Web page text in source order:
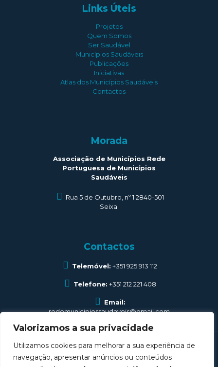
Valorizamos a sua privacidade
Utilizamos cookies para melhorar a sua experiência de
navegação, apresentar anúncios ou conteúdos
Links Úteis
Projetos
Quem Somos
Ser Saudável
Municípios Saudáveis
Publicações
Iniciativas
Atlas dos Municípios Saudáveis
Contactos
Morada
Associação de Municípios Rede
Portuguesa de Municípios
Saudáveis
Rua 5 de Outubro, nº 1 2840-501
Seixal
Contactos
Telemóvel: +351 925 913 112
Telefone: +351 212 221 408
Email:
redemunicipiossaudaveis@gmail.com